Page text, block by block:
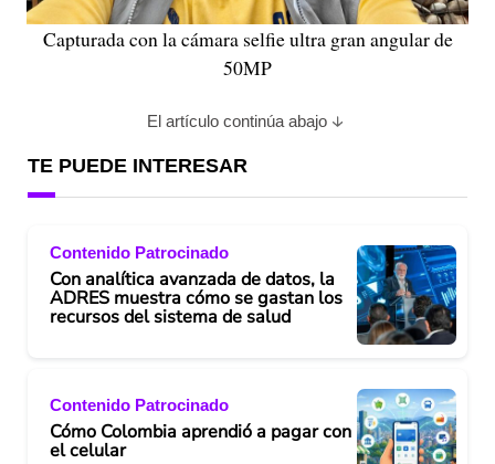
Capturada con la cámara selfie ultra gran angular de
50MP
El artículo continúa abajo
TE PUEDE INTERESAR
Contenido Patrocinado
Con analítica avanzada de datos, la
ADRES muestra cómo se gastan los
recursos del sistema de salud
Contenido Patrocinado
Cómo Colombia aprendió a pagar con
el celular